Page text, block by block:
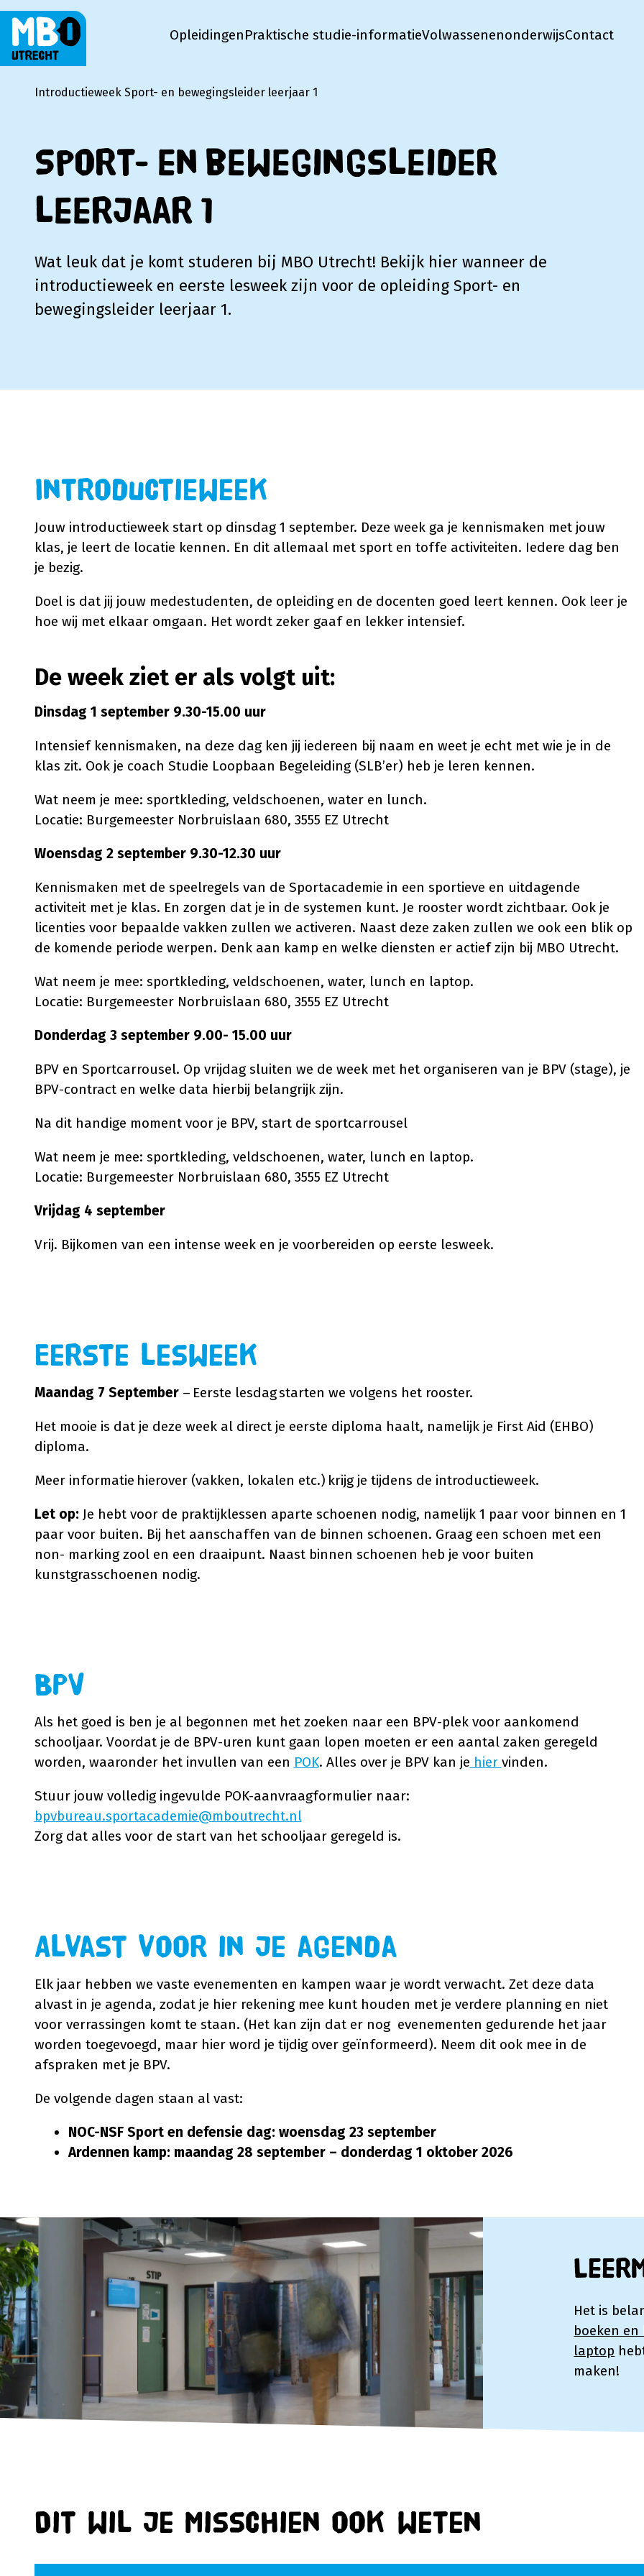
OpleidingenPraktische studie-informatieVolwassenenonderwijsContact
Introductieweek Sport- en bewegingsleider leerjaar 1
Sport- en bewegingsleider
leerjaar 1
Wat leuk dat je komt studeren bij MBO Utrecht! Bekijk hier wanneer de
introductieweek en eerste lesweek zijn voor de opleiding Sport- en
bewegingsleider leerjaar 1.
Introductieweek
Jouw introductieweek start op dinsdag 1 september. Deze week ga je kennismaken met jouw
klas, je leert de locatie kennen. En dit allemaal met sport en toffe activiteiten. Iedere dag ben
je bezig.
Doel is dat jij jouw medestudenten, de opleiding en de docenten goed leert kennen. Ook leer je
hoe wij met elkaar omgaan. Het wordt zeker gaaf en lekker intensief.
De week ziet er als volgt uit:
Dinsdag 1 september 9.30-15.00 uur
Intensief kennismaken, na deze dag ken jij iedereen bij naam en weet je echt met wie je in de
klas zit. Ook je coach Studie Loopbaan Begeleiding (SLB’er) heb je leren kennen.
Wat neem je mee: sportkleding, veldschoenen, water en lunch.
Locatie: Burgemeester Norbruislaan 680, 3555 EZ Utrecht
Woensdag 2 september 9.30-12.30 uur
Kennismaken met de speelregels van de Sportacademie in een sportieve en uitdagende
activiteit met je klas. En zorgen dat je in de systemen kunt. Je rooster wordt zichtbaar. Ook je
licenties voor bepaalde vakken zullen we activeren. Naast deze zaken zullen we ook een blik op
de komende periode werpen. Denk aan kamp en welke diensten er actief zijn bij MBO Utrecht.
Wat neem je mee: sportkleding, veldschoenen, water, lunch en laptop.
Locatie: Burgemeester Norbruislaan 680, 3555 EZ Utrecht
Donderdag 3 september 9.00- 15.00 uur
BPV en Sportcarrousel. Op vrijdag sluiten we de week met het organiseren van je BPV (stage), je
BPV-contract en welke data hierbij belangrijk zijn.
Na dit handige moment voor je BPV, start de sportcarrousel
Wat neem je mee: sportkleding, veldschoenen, water, lunch en laptop.
Locatie: Burgemeester Norbruislaan 680, 3555 EZ Utrecht
Vrijdag 4 september
Vrij. Bijkomen van een intense week en je voorbereiden op eerste lesweek.
Eerste lesweek
Maandag 7 September– Eerste lesdag starten we volgens het rooster.
Het mooie is dat je deze week al direct je eerste diploma haalt, namelijk je First Aid (EHBO)
diploma.
Meer informatie hierover (vakken, lokalen etc.) krijg je tijdens de introductieweek.
Let op: Je hebt voor de praktijklessen aparte schoenen nodig, namelijk 1 paar voor binnen en 1
paar voor buiten. Bij het aanschaffen van de binnen schoenen. Graag een schoen met een
non- marking zool en een draaipunt. Naast binnen schoenen heb je voor buiten
kunstgrasschoenen nodig.
BPV
Als het goed is ben je al begonnen met het zoeken naar een BPV-plek voor aankomend
schooljaar. Voordat je de BPV-uren kunt gaan lopen moeten er een aantal zaken geregeld
worden, waaronder het invullen van een POK. Alles over je BPV kan je hier vinden.
Stuur jouw volledig ingevulde POK-aanvraagformulier naar:
bpvbureau.sportacademie@mboutrecht.nl
Zorg dat alles voor de start van het schooljaar geregeld is.
Alvast voor in je agenda
Elk jaar hebben we vaste evenementen en kampen waar je wordt verwacht. Zet deze data
alvast in je agenda, zodat je hier rekening mee kunt houden met je verdere planning en niet
voor verrassingen komt te staan. (Het kan zijn dat er nog evenementen gedurende het jaar
worden toegevoegd, maar hier word je tijdig over geïnformeerd). Neem dit ook mee in de
afspraken met je BPV.
De volgende dagen staan al vast:
NOC-NSF Sport en defensie dag: woensdag 23 september
Ardennen kamp: maandag 28 september – donderdag 1 oktober 2026
Het is
boeken
laptop
maken!
Dit wil je misschien ook weten